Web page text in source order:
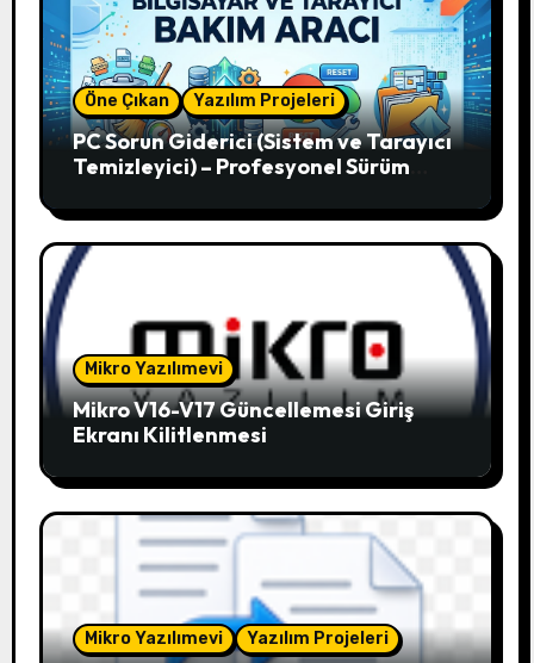
Öne Çıkan Yazılım Projeleri
PC Sorun Giderici (Sistem ve Tarayıcı
Temizleyici) – Profesyonel Sürüm
Mikro Yazılımevi
Mikro V16-V17 Güncellemesi Giriş
Ekranı Kilitlenmesi
Mikro Yazılımevi Yazılım Projeleri